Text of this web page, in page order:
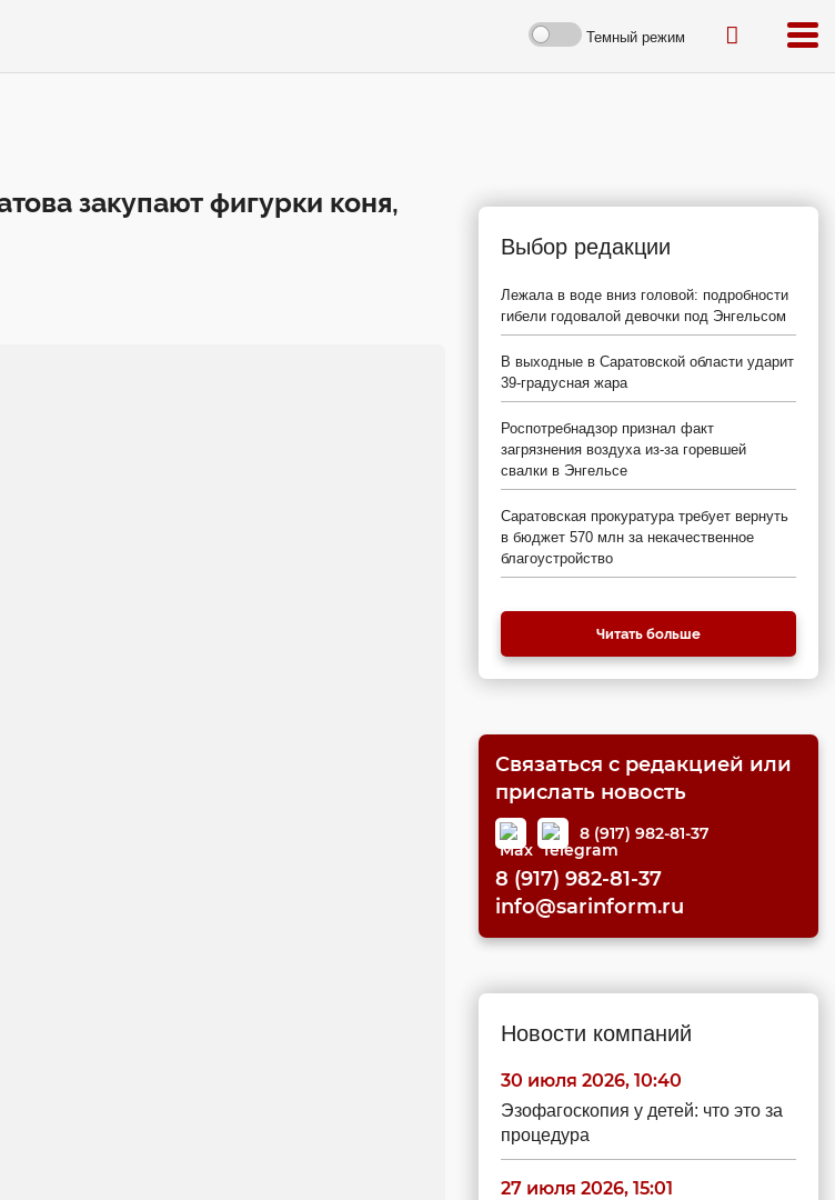
Темный режим
закупают фигурки коня,
Выбор редакции
Лежала в воде вниз головой: подробности
гибели годовалой девочки под Энгельсом
В выходные в Саратовской области ударит
39-градусная жара
Роспотребнадзор признал факт
загрязнения воздуха из-за горевшей
свалки в Энгельсе
Саратовская прокуратура требует вернуть
в бюджет 570 млн за некачественное
благоустройство
Читать больше
Связаться с редакцией или
прислать новость
8 (917) 982-81-37
8 (917) 982-81-37
info@sarinform.ru
Новости компаний
30 июля 2026, 10:40
Эзофагоскопия у детей: что это за
процедура
27 июля 2026, 15:01